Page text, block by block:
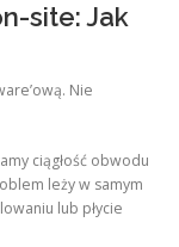
site: Jak
Nie
ciągłość obwodu
leży w samym
lub płycie